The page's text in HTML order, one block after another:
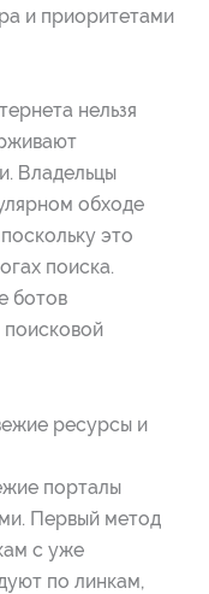
и приоритетами
нельзя
Владельцы
обходе
это
поиска.
ботов
поисковой
ресурсы и
порталы
Первый метод
с уже
по линкам,